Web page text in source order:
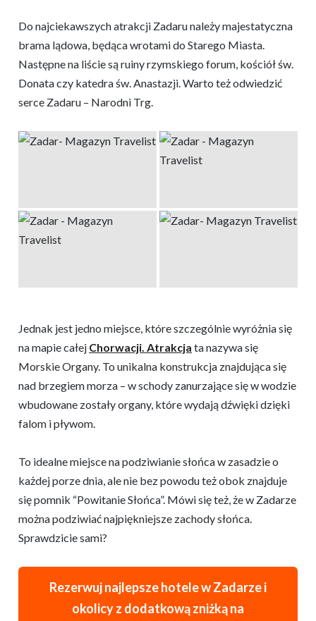
Do najciekawszych atrakcji Zadaru należy majestatyczna
brama lądowa, będąca wrotami do Starego Miasta.
Następne na liście są ruiny rzymskiego forum, kościół św.
Donata czy katedra św. Anastazji. Warto też odwiedzić
serce Zadaru – Narodni Trg.
Jednak jest jedno miejsce, które szczególnie wyróżnia się
na mapie całej Chorwacji. Atrakcja ta nazywa się
Morskie Organy. To unikalna konstrukcja znajdująca się
nad brzegiem morza – w schody zanurzające się w wodzie
wbudowane zostały organy, które wydają dźwięki dzięki
falom i pływom.
To idealne miejsce na podziwianie słońca w zasadzie o
każdej porze dnia, ale nie bez powodu też obok znajduje
się pomnik “Powitanie Słońca”. Mówi się też, że w Zadarze
można podziwiać najpiękniejsze zachody słońca.
Sprawdzicie sami?
Rezerwuj najlepsze hotele w Zadarze i
okolicy z dodatkową zniżką na